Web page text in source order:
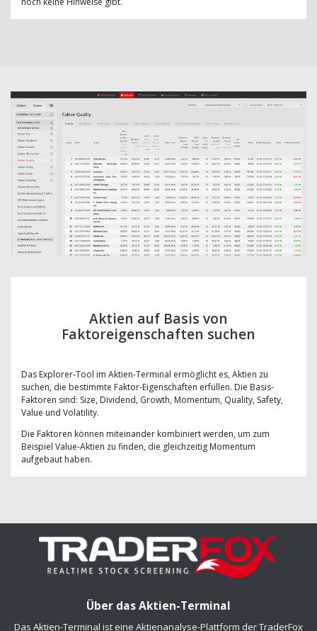
Aktien auf Basis von
Faktoreigenschaften suchen
Das Explorer-Tool im Aktien-Terminal ermöglicht es, Aktien zu
suchen, die bestimmte Faktor-Eigenschaften erfüllen. Die Basis-
Faktoren sind: Size, Dividend, Growth, Momentum, Quality, Safety,
Value und Volatility.
Die Faktoren können miteinander kombiniert werden, um zum
Beispiel Value-Aktien zu finden, die gleichzeitig Momentum
aufgebaut haben.
Über das Aktien-Terminal
Das Aktien-Terminal ist eine Aktienanalyse-Plattform der TraderFox